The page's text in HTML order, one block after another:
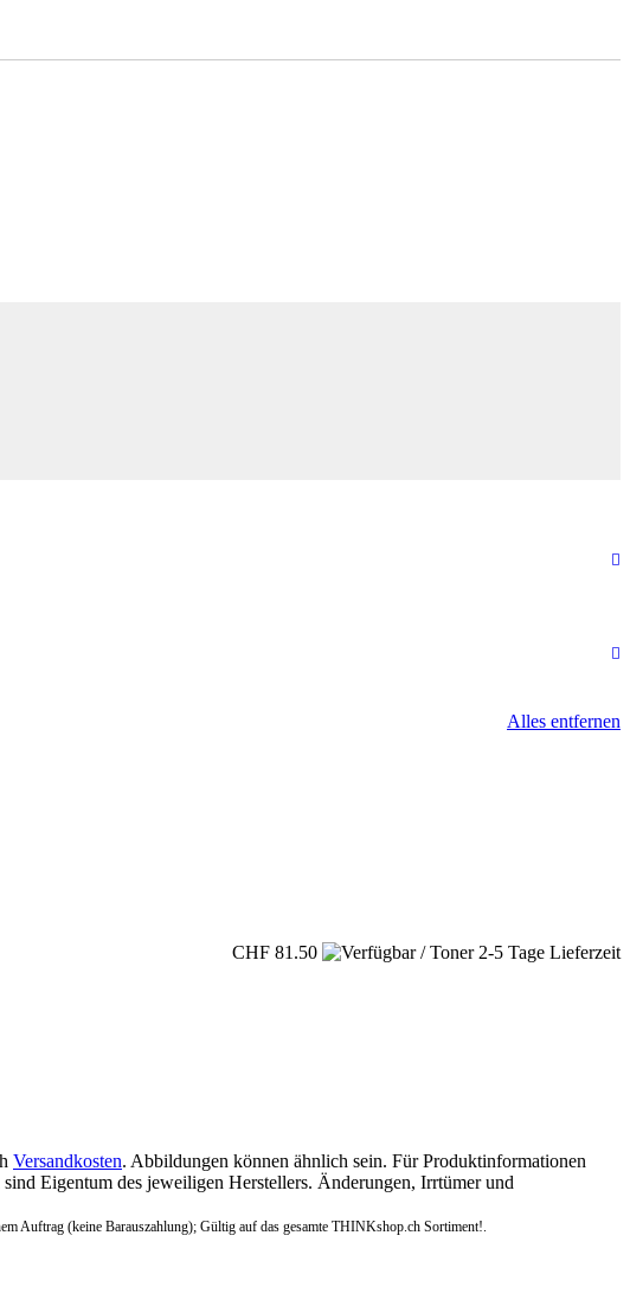
Alles entfernen
CHF 81.50
Versandkosten. Abbildungen können ähnlich sein. Für Produktinformationen
Eigentum des jeweiligen Herstellers. Änderungen, Irrtümer und
Auftrag (keine Barauszahlung); Gültig auf das gesamte THINKshop.ch Sortiment!.